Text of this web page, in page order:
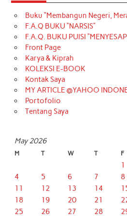
Buku “Membangun Negeri,
F.A.Q BUKU “NARSIS”
F.A.Q. BUKU PUISI
Front Page
Karya & Kiprah
KOLEKSI E-BOOK
Kontak Saya
MY ARTICLE @YAHOO
Portofolio
Tentang Saya
May 2026
M T W T F
1
4
5 6 7 8
11
12 13 14
18
19 20 21
25
26 27 28